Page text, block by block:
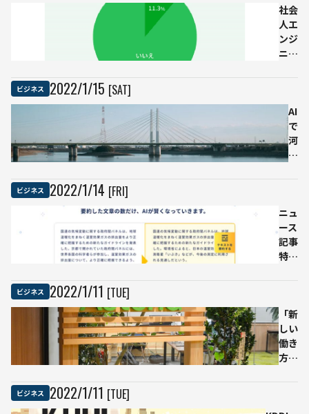
査デ
ータ
など
活用
開！新
オンラ
インイ
ベント
を1月17
日〜31
日に開
催
社会
人エ
ンジ
ニア
新卒
就活
時は
エン
い人
に相
談で
きず
ビジネス 2022/1/15 [SAT]
AI
で
河
川
間
後
の
水
測
早
期
に
ビジネス 2022/1/14 [FRI]
ニュ
ース
記事
特化
を公
開、
日本
テレ
ビジネス 2022/1/11 [TUE]
「新
しい
働き
方」
ビジネス 2022/1/11 [TUE]